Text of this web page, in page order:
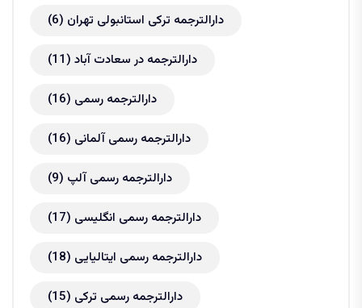
دارالترجمه ترکی استانبولی تهران (6)
دارالترجمه در سعادت آباد (11)
دارالترجمه رسمی (16)
دارالترجمه رسمی آلمانی (16)
دارالترجمه رسمی آلپ (9)
دارالترجمه رسمی انگلیسی (17)
دارالترجمه رسمی ایتالیایی (18)
دارالترجمه رسمی ترکی (15)